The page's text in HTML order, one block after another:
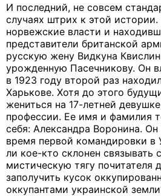
И последний, не совсем
случаях штрих к этой
норвежские власти и
представители британской
русскую жену Видкуна
урожденную Пасечникову. Он
в 1923 году второй раз
Харькове. Хотя до этого
жениться на 17-летней
профессии. Ее имя и фамилия
себя: Александра Воронина. Он
время первой командировки в
ли кое-кто склонен связывать
мистическую тягу почитателя
заполучить кусок
оккупантами украинской